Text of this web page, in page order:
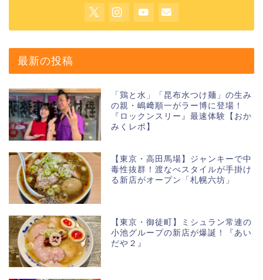
最新の投稿
「鶏と水」「昆布水つけ麺」の生み
の親・嶋﨑順一がラー博に登場！
『ロックンスリー』最速体験【おか
みくレポ】
【東京・高田馬場】ジャンキーで中
毒性抜群！渡なべスタイルが手掛け
る新店がオープン「札幌六坊」
【東京・御徒町】ミシュラン常連の
小池グループの新店が爆誕！『あい
だや２』